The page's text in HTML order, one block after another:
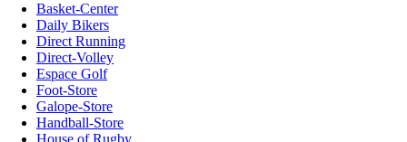
Basket-Center
Daily Bikers
Direct Running
Direct-Volley
Espace Golf
Foot-Store
Galope-Store
Handball-Store